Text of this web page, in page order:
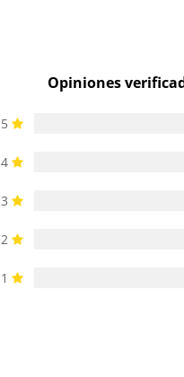
Opiniones
5
4
3
2
1